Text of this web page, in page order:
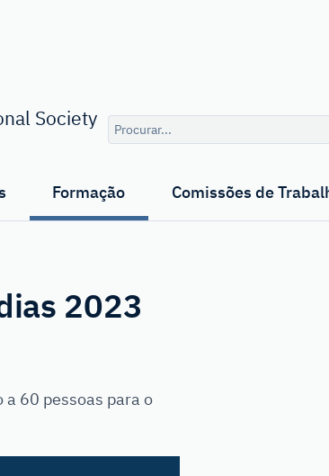
Society
Consulta
de
Formação Comissões de
2023
60 pessoas para o